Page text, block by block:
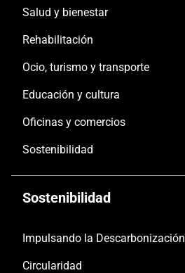
Salud y bienestar
Rehabilitación
Ocio, turismo y transporte
Educación y cultura
Oficinas y comercios
Sostenibilidad
Sostenibilidad
Impulsando la Descarbonización
Circularidad